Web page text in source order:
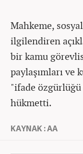
Mahkeme,
ilgilendiren
bir kamu
paylaşımları ve
"ifade
hükmetti.
KAYNAK : AA